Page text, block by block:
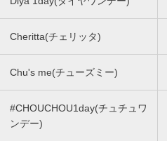
Cheritta(チェリッタ)
Chu's me(チューズミー)
#CHOUCHOU1day(チュチュワ
ンデー)